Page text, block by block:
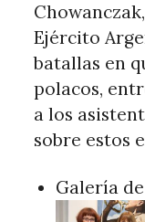
Ejército
batallas en
polacos,
a los
sobre estos
Galería